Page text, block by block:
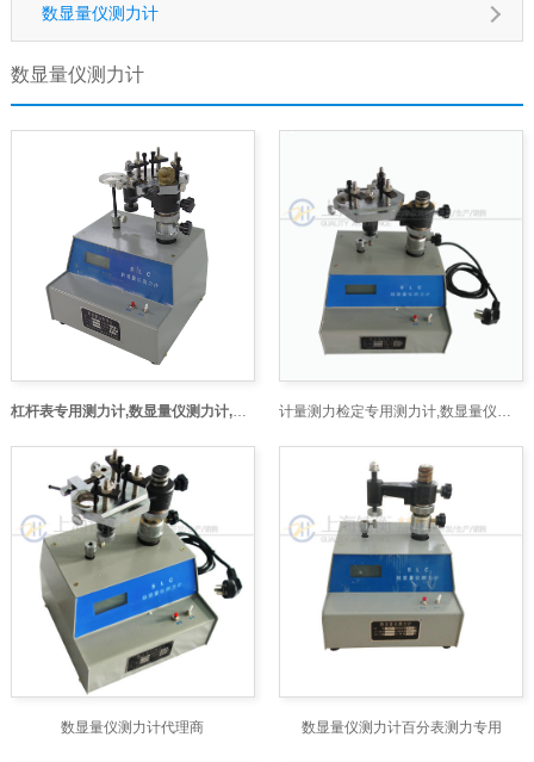
数显量仪测力计
数显量仪测力计
杠杆表专用测力计,数显量仪测力计,测力计价格 计量测力检定专用测力计,数显量仪测力计
数显量仪测力计代理商 数显量仪测力计百分表测力专用